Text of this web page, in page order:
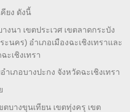
ยง ดังนี้
งนา เขตประเวศ เขตลาดกระบัง
นคร) อำเภอเมืองฉะเชิงเทราและ
ะเชิงเทรา
เภอบางปะกง จังหวัดฉะเชิงเทรา
บางขุนเทียน เขตทุ่งครุ เขต